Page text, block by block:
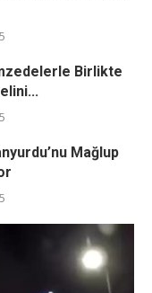
Birlikte
Mağlup